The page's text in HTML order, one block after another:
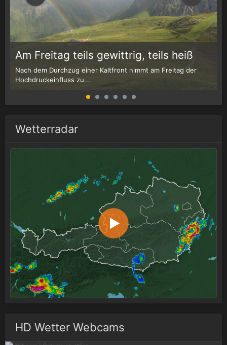
Am Freitag teils gewittrig, teils heiß
Nach dem Durchzug einer Kaltfront nimmt am Freitag der
Hochdruckeinfluss zu...
Wetterradar
HD Wetter Webcams